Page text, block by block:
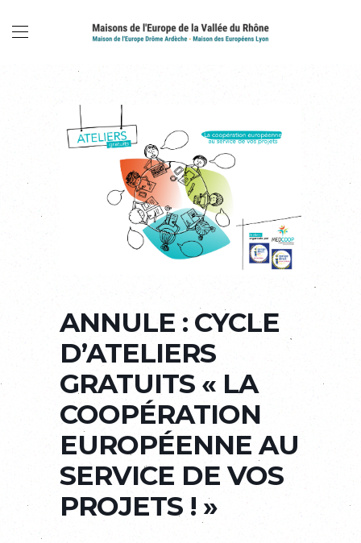
ANNULE : CYCLE
D’ATELIERS
GRATUITS « LA
COOPÉRATION
EUROPÉENNE AU
SERVICE DE VOS
PROJETS ! »